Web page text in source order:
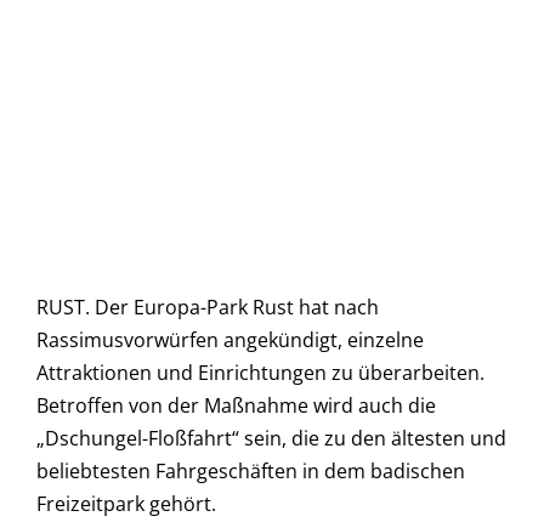
RUST. Der Europa-Park Rust hat nach
Rassimusvorwürfen angekündigt, einzelne
Attraktionen und Einrichtungen zu überarbeiten.
Betroffen von der Maßnahme wird auch die
„Dschungel-Floßfahrt“ sein, die zu den ältesten und
beliebtesten Fahrgeschäften in dem badischen
Freizeitpark gehört.